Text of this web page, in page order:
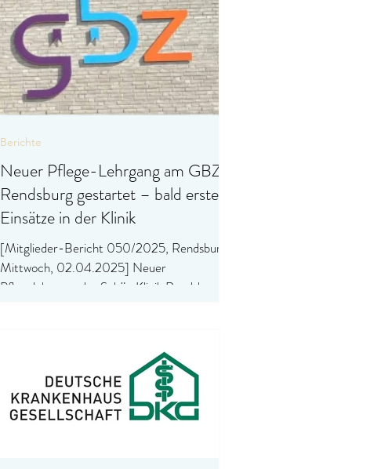
Neuer Pflege-Lehrgang am GBZ
Rendsburg gestartet – bald erste
Einsätze in der Klinik
[Mitglieder-Bericht 050/2025, Rendsburg,
Mittwoch, 02.04.2025] Neuer
Pflegelehrgang der Schön Klinik Rendsburg
Berichte